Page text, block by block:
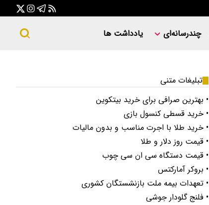
چندرسانه‌ای یادداشت ها
تبلیغات متنی
• بهترین صرافی برای خرید بیتکوین
• خرید قسطی کنسول بازی
• خرید طلا با اجرت مناسب و بدون مالیات
• قیمت روز دلار و طلا
• قیمت دستگاه سی ان سی چوب
• بروکر آمارکتس
• تعهدات بیمه ملت بازنشستگان کشوری
• فلنج گلودار جوشی